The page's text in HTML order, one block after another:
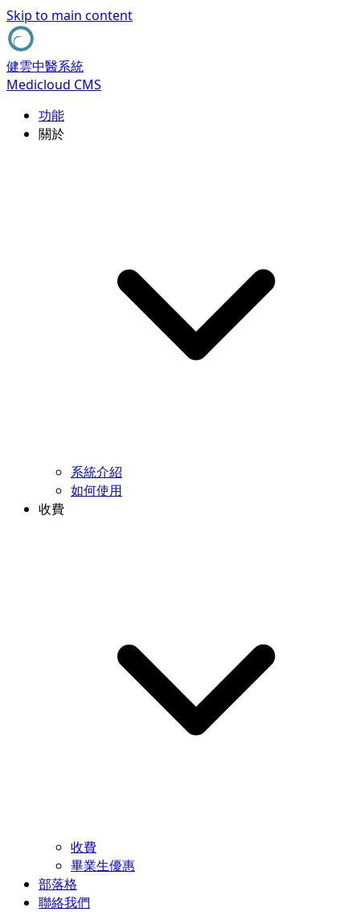
Skip to main content
健雲中醫系統
Medicloud CMS
功能
關於
系統介紹
如何使用
收費
收費
畢業生優惠
部落格
聯絡我們